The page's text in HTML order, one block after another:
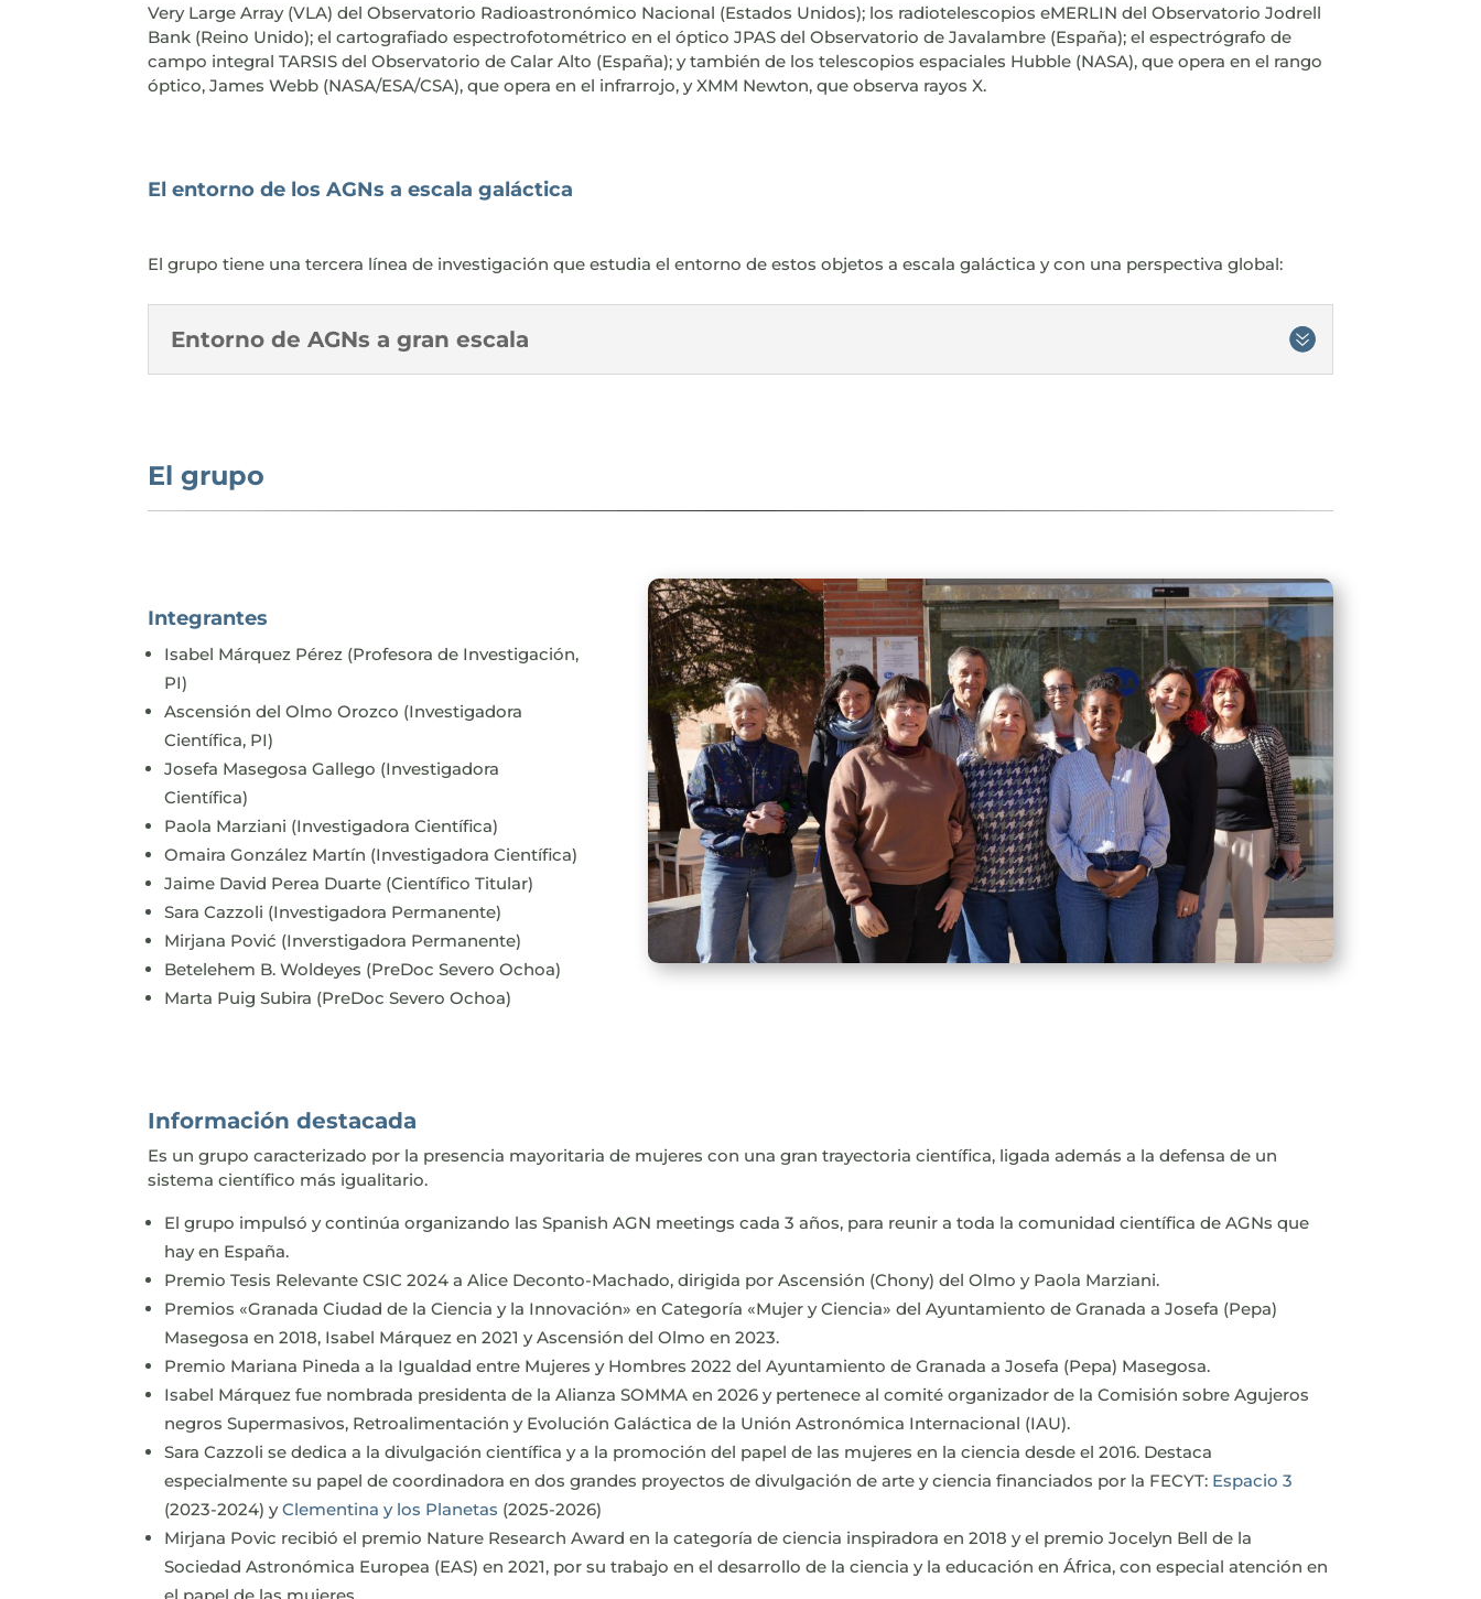
Very Large Array (VLA) del Observatorio Radioastronómico Nacional (Estados Unidos); los radiotelescopios eMERLIN del Observatorio Jodrell
Bank (Reino Unido); el cartografiado espectrofotométrico en el óptico JPAS del Observatorio de Javalambre (España); el espectrógrafo de
campo integral TARSIS del Observatorio de Calar Alto (España); y también de los telescopios espaciales Hubble (NASA), que opera en el rango
óptico, James Webb (NASA/ESA/CSA), que opera en el infrarrojo, y XMM Newton, que observa rayos X.
El entorno de los AGNs a escala galáctica
El grupo tiene una tercera línea de investigación que estudia el entorno de estos objetos a escala galáctica y con una perspectiva global:
Entorno de AGNs a gran escala
El grupo
Integrantes
Isabel Márquez Pérez (Profesora de Investigación,
PI)
Ascensión del Olmo Orozco (Investigadora
Científica, PI)
Josefa Masegosa Gallego (Investigadora
Científica)
Paola Marziani (Investigadora Científica)
Omaira González Martín (Investigadora Científica)
Jaime David Perea Duarte (Científico Titular)
Sara Cazzoli (Investigadora Permanente)
Mirjana Pović (Inverstigadora Permanente)
Betelehem B. Woldeyes (PreDoc Severo Ochoa)
Marta Puig Subira (PreDoc Severo Ochoa)
Información destacada
Es un grupo caracterizado por la presencia mayoritaria de mujeres con una gran trayectoria científica, ligada además a la defensa de un
sistema científico más igualitario.
El grupo impulsó y continúa organizando las Spanish AGN meetings cada 3 años, para reunir a toda la comunidad científica de AGNs que
hay en España.
Premio Tesis Relevante CSIC 2024 a Alice Deconto-Machado, dirigida por Ascensión (Chony) del Olmo y Paola Marziani.
Premios «Granada Ciudad de la Ciencia y la Innovación» en Categoría «Mujer y Ciencia» del Ayuntamiento de Granada a Josefa (Pepa)
Masegosa en 2018, Isabel Márquez en 2021 y Ascensión del Olmo en 2023.
Premio Mariana Pineda a la Igualdad entre Mujeres y Hombres 2022 del Ayuntamiento de Granada a Josefa (Pepa) Masegosa.
Isabel Márquez fue nombrada presidenta de la Alianza SOMMA en 2026 y pertenece al comité organizador de la Comisión sobre Agujeros
negros Supermasivos, Retroalimentación y Evolución Galáctica de la Unión Astronómica Internacional (IAU).
Sara Cazzoli se dedica a la divulgación científica y a la promoción del papel de las mujeres en la ciencia desde el 2016. Destaca
especialmente su papel de coordinadora en dos grandes proyectos de divulgación de arte y ciencia financiados por la FECYT: Espacio 3
(2023-2024) yClementina y los Planetas (2025-2026)
Mirjana Povic recibió el premio Nature Research Award en la categoría de ciencia inspiradora en 2018 y el premio Jocelyn Bell de la
Sociedad Astronómica Europea (EAS) en 2021, por su trabajo en el desarrollo de la ciencia y la educación en África, con especial atención en